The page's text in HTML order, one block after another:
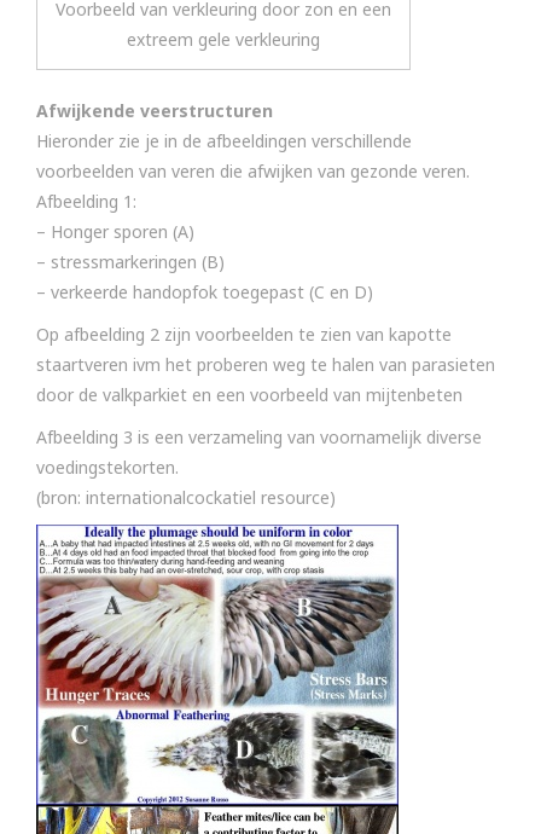
Voorbeeld van verkleuring door zon en een
extreem gele verkleuring
Afwijkende veerstructuren
Hieronder zie je in de afbeeldingen verschillende
voorbeelden van veren die afwijken van gezonde veren.
Afbeelding 1:
– Honger sporen (A)
– stressmarkeringen (B)
– verkeerde handopfok toegepast (C en D)
Op afbeelding 2 zijn voorbeelden te zien van kapotte
staartveren ivm het proberen weg te halen van parasieten
door de valkparkiet en een voorbeeld van mijtenbeten
Afbeelding 3 is een verzameling van voornamelijk diverse
voedingstekorten.
(bron: internationalcockatiel resource)